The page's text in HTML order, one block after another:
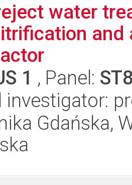
water
and
1 , Panel:
investigator:
Gdańska,